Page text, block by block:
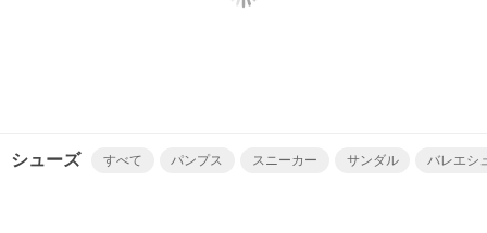
シューズ すべて パンプス スニーカー サンダル バレエシ